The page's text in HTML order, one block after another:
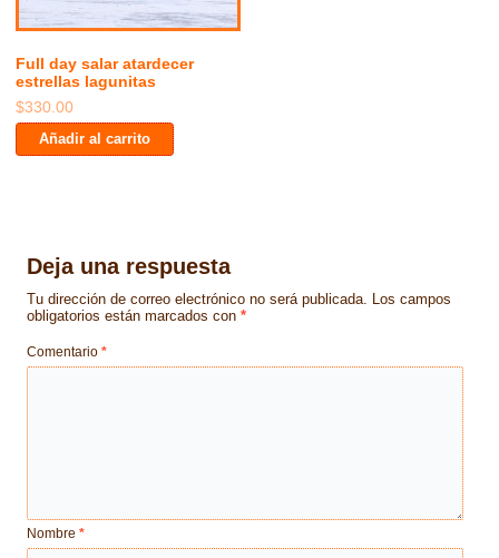
Full day salar atardecer
estrellas lagunitas
$330.00
Añadir al carrito
Deja una respuesta
Tu dirección de correo electrónico no será publicada.
Los campos
obligatorios están marcados con*
Comentario*
Nombre*